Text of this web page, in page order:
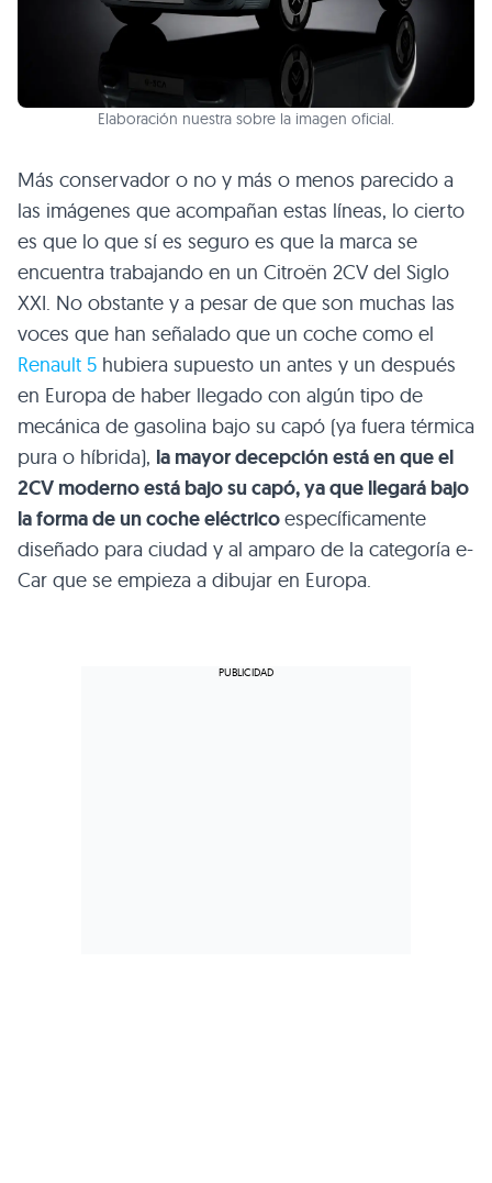
Elaboración nuestra sobre la imagen oficial.
Más conservador o no y más o menos parecido a
las imágenes que acompañan estas líneas, lo cierto
es que lo que sí es seguro es que la marca se
encuentra trabajando en un Citroën 2CV del Siglo
XXI. No obstante y a pesar de que son muchas las
voces que han señalado que un coche como el
Renault 5 hubiera supuesto un antes y un después
en Europa de haber llegado con algún tipo de
mecánica de gasolina bajo su capó (ya fuera térmica
pura o híbrida), la mayor decepción está en que el
2CV moderno está bajo su capó, ya que llegará bajo
la forma de un coche eléctricoespecíficamente
diseñado para ciudad y al amparo de la categoría e-
Car que se empieza a dibujar en Europa.